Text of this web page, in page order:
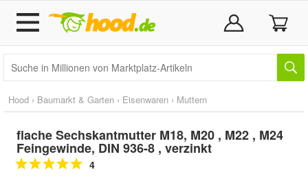
Hood › Baumarkt & Garten › Eisenwaren › Muttern
flache Sechskantmutter M18, M20 , M22 , M24
Feingewinde, DIN 936-8 , verzinkt
4